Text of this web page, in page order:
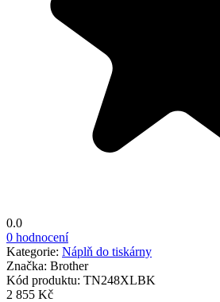
0.0
0 hodnocení
Kategorie: Náplň do tiskárny
Značka: Brother
Kód produktu: TN248XLBK
2 855 Kč